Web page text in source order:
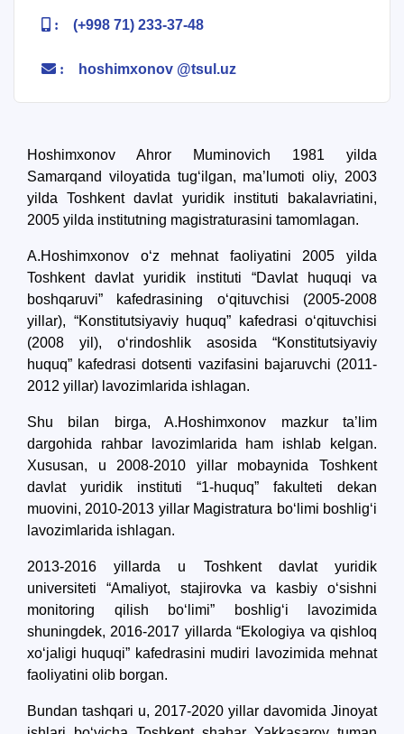
: (+998 71) 233-37-48
: hoshimxonov @tsul.uz
Hoshimxonov Ahror Muminovich
1981 yilda
Samarqand viloyatida tug‘ilgan, ma’lumoti oliy, 2003
yilda Toshkent davlat yuridik instituti bakalavriatini,
2005 yilda institutning magistraturasini tamomlagan.
A.Hoshimxonov o‘z mehnat faoliyatini 2005 yilda
Toshkent davlat yuridik instituti “Davlat huquqi va
boshqaruvi” kafedrasining o‘qituvchisi (2005-2008
yillar), “Konstitutsiyaviy huquq” kafedrasi o‘qituvchisi
(2008 yil), o‘rindoshlik asosida “Konstitutsiyaviy
huquq” kafedrasi dotsenti vazifasini bajaruvchi (2011-
2012 yillar) lavozimlarida ishlagan.
Shu bilan birga, A.Hoshimxonov mazkur ta’lim
dargohida rahbar lavozimlarida ham ishlab kelgan.
Xususan, u 2008-2010 yillar mobaynida Toshkent
davlat yuridik instituti “1-huquq” fakulteti dekan
muovini, 2010-2013 yillar Magistratura bo‘limi boshlig‘i
lavozimlarida ishlagan.
2013-2016 yillarda u Toshkent davlat yuridik
universiteti “Amaliyot, stajirovka va kasbiy o‘sishni
monitoring qilish bo‘limi” boshlig‘i lavozimida
shuningdek, 2016-2017 yillarda “Ekologiya va qishloq
xo‘jaligi huquqi” kafedrasini mudiri lavozimida mehnat
faoliyatini olib borgan.
Bundan tashqari u, 2017-2020 yillar davomida Jinoyat
9. Magistratura kvotasi (4) ✉️ Adminga yozish